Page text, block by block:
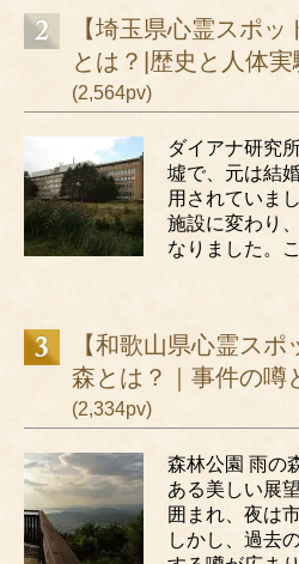
【埼玉県心霊スポ
とは？|歴史と人体
(2,564pv)
ダイアナ研究
墟で、元は結
用されていま
施設に変わり
なりました。
【和歌山県心霊ス
森とは？｜事件の噂
(2,334pv)
森林公園 雨の
ある美しい展
囲まれ、夜は
しかし、過去